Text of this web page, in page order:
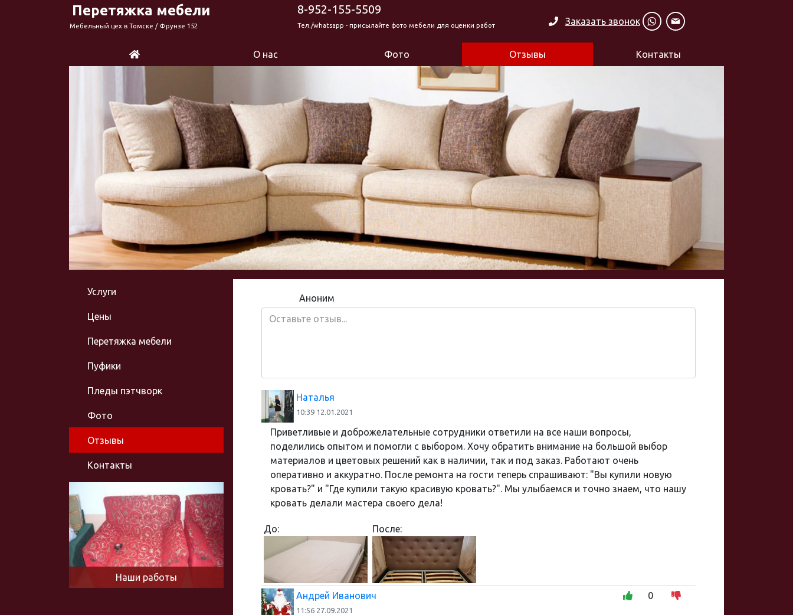
Перетяжка мебели
Мебельный цех в Томске / Фрунзе 152
8-952-155-5509
Тел./whatsapp - присылайте фото мебели для оценки работ Заказать звонок
О нас Фото Отзывы Контакты
Услуги
Цены
Перетяжка мебели
Пуфики
Пледы пэтчворк
Фото
Отзывы
Контакты
Наши работы
Аноним
Наталья
10:39 12.01.2021
Приветливые и доброжелательные сотрудники ответили на все наши вопросы,
поделились опытом и помогли с выбором. Хочу обратить внимание на большой выбор
материалов и цветовых решений как в наличии, так и под заказ. Работают очень
оперативно и аккуратно. После ремонта на гости теперь спрашивают: "Вы купили новую
кровать?" и "Где купили такую красивую кровать?". Мы улыбаемся и точно знаем, что нашу
кровать делали мастера своего дела!
До: После:
Андрей Иванович
11:56 27.09.2021
0